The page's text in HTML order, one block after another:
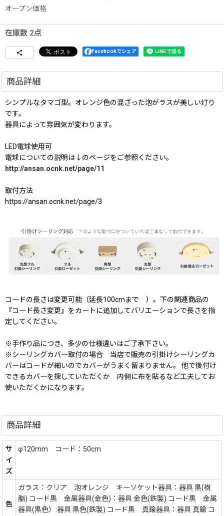
オープン価格
在庫数 2点
Facebookでシェア
商品詳細
シンプルなタマゴ型。オレンジ色の混ざった泡がラスが美しい灯り
です。
器具によって雰囲気が変わります。
LED電球使用可
電球についての説明は↓のページをご参照ください。
http://ansan.ocnk.net/page/11
取付方法
https://ansan.ocnk.net/page/3
コードの長さは変更可能（延長100cmまで ）。下の関連商品の
『コード長さ変更』をカートに追加してバリエーションで長さを指
定してください。
※手作り品につき、多少の仕様違いはご了承下さい。
※シーリングカバー取付の場合 当店で販売の引掛けシーリングカ
バーはコードが細いのでカバーがうまく留まりません。 他で後付け
できるカバーを探していただくか 内側に布を貼るなど工夫してお
使いただくかになります。
商品詳細
サ
イ
ズ
φ120mm コード：50cm
色
ガラス：クリア 泡オレンジ キーソケット器具：器具 黒(樹
脂) コード黒 金属器具(金色)：器具 金色(鉄製) コード黒 金属
器具(黒色）:器具 黒色(鉄製) コード黒 真鍮器具：器具 真鍮 コ